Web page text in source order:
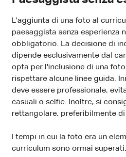
L'aggiunta di una foto al
paesaggista senza esperienza
obbligatorio. La decisione di
dipende esclusivamente dal
opta per l'inclusione di una
rispettare alcune linee guida.
deve essere professionale,
casuali o selfie. Inoltre, si
rettangolare, preferibilmente di
I tempi in cui la foto era un
curriculum sono ormai